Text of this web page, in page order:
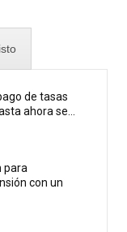
de tasas
ahora se...
para
con un